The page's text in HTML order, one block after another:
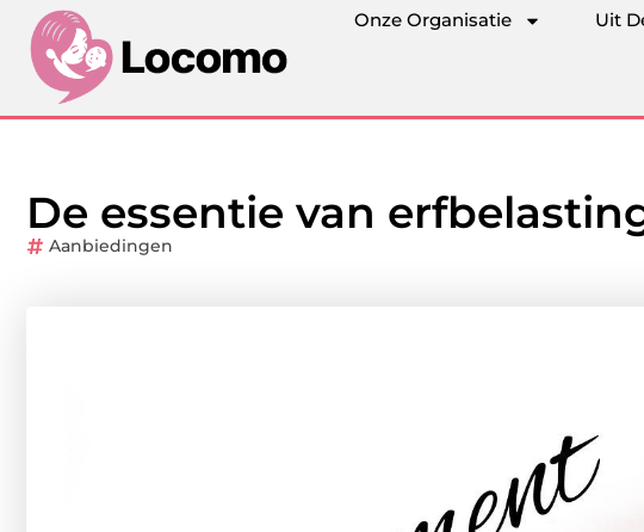
Onze Organisatie Uit
De essentie van
Aanbiedingen